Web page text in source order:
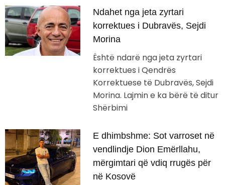
Ndahet nga jeta zyrtari
korrektues i Dubravës, Sejdi
Morina
Është ndarë nga jeta zyrtari
korrektues i Qendrës
Korrektuese të Dubravës, Sejdi
Morina. Lajmin e ka bërë të ditur
Shërbimi
E dhimbshme: Sot varroset në
vendlindje Dion Emërllahu,
mërgimtari që vdiq rrugës për
në Kosovë